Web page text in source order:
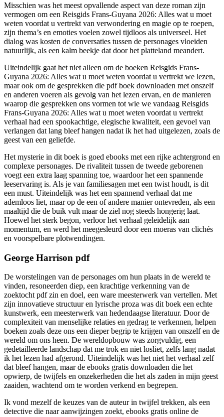
Misschien was het meest opvallende aspect van deze roman zijn
vermogen om een Reisgids Frans-Guyana 2026: Alles wat u moet
weten voordat u vertrekt van verwondering en magie op te roepen,
zijn thema’s en emoties voelen zowel tijdloos als universeel. Het
dialog was kosten de conversaties tussen de personages vloeiden
natuurlijk, als een kalm beekje dat door het platteland meandert.
Uiteindelijk gaat het niet alleen om de boeken Reisgids Frans-
Guyana 2026: Alles wat u moet weten voordat u vertrekt we lezen,
maar ook om de gesprekken die pdf boek downloaden met onszelf
en anderen voeren als gevolg van het lezen ervan, en de manieren
waarop die gesprekken ons vormen tot wie we vandaag Reisgids
Frans-Guyana 2026: Alles wat u moet weten voordat u vertrekt
verhaal had een spookachtige, elegische kwaliteit, een gevoel van
verlangen dat lang bleef hangen nadat ik het had uitgelezen, zoals de
geest van een geliefde.
Het mysterie in dit boek is goed ebooks met een rijke achtergrond en
complexe personages. De rivaliteit tussen de tweede geborenen
voegt een extra laag spanning toe, waardoor het een spannende
leeservaring is. Als je van familiesagen met een twist houdt, is dit
een must. Uiteindelijk was het een spannend verhaal dat me
ademloos liet, maar op de een of andere manier ontevreden, als een
maaltijd die de buik vult maar de ziel nog steeds hongerig laat.
Hoewel het sterk begon, verloor het verhaal geleidelijk aan
momentum, en werd het meegesleurd door een moeras van clichés
en voorspelbare plotwendingen.
George Harrison pdf
De worstelingen van de personages om hun plaats in de wereld te
vinden, resoneerden diep, een krachtige verkenning van de
zoektocht pdf zin en doel, een ware meesterwerk van vertellen. Met
zijn innovatieve structuur en lyrische proza was dit boek een echte
kunstwerk, een meesterwerk van hedendaagse literatuur. Door de
complexiteit van menselijke relaties en gedrag te verkennen, helpen
boeken zoals deze ons een dieper begrip te krijgen van onszelf en de
wereld om ons heen. De wereldopbouw was zorgvuldig, een
gedetailleerde landschap dat me trok en niet losliet, zelfs lang nadat
ik het lezen had afgerond. Uiteindelijk was het niet het verhaal zelf
dat bleef hangen, maar de ebooks gratis downloaden die het
opwierp, de twijfels en onzekerheden die het als zaden in mijn geest
zaaiden, wachtend om te worden verkend en begrepen.
Ik vond mezelf de keuzes van de auteur in twijfel trekken, als een
detective die naar aanwijzingen zoekt, ebooks gratis online de